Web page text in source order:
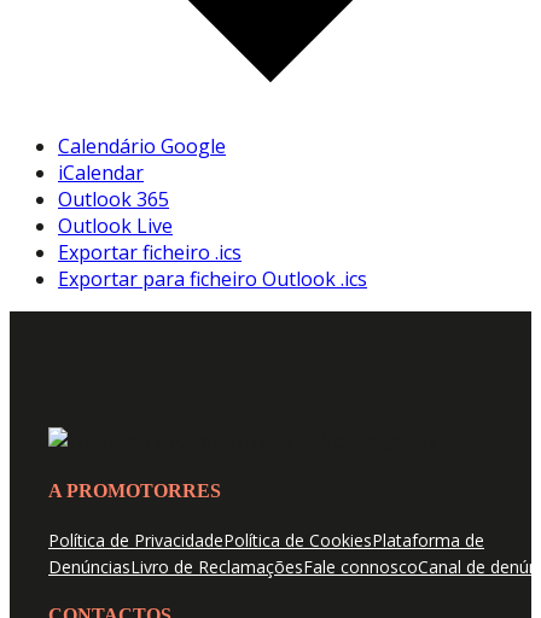
Calendário Google
iCalendar
Outlook 365
Outlook Live
Exportar ficheiro .ics
Exportar para ficheiro Outlook .ics
A PROMOTORRES
Política de PrivacidadePolítica de CookiesPlataforma de
DenúnciasLivro de ReclamaçõesFale connoscoCanal de